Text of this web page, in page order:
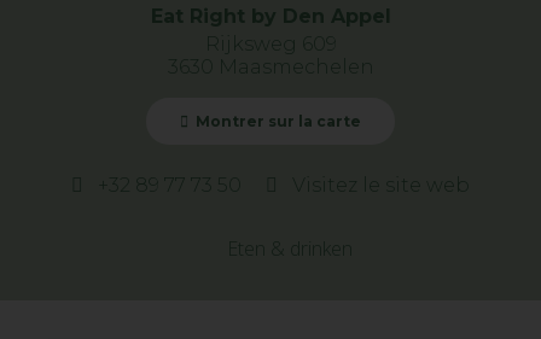
Eat Right by Den Appel
Rijksweg 609
3630 Maasmechelen
Montrer sur la carte
+32 89 77 73 50 Visitez le site web
Eten & drinken